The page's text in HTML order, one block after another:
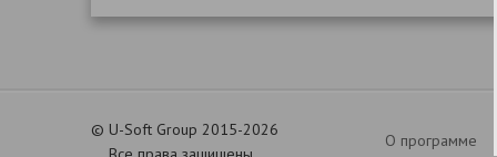
© U-Soft Group 2015-2026
О программе